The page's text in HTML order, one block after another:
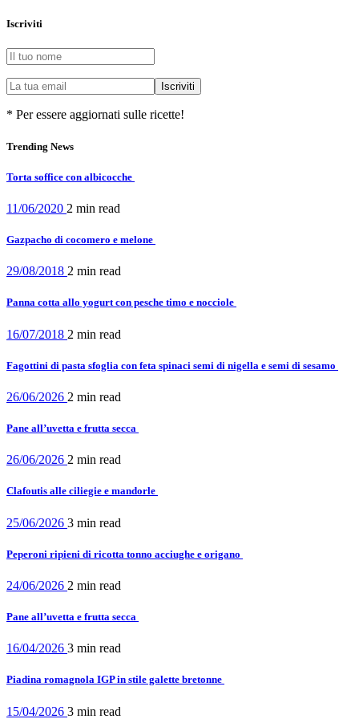
Iscriviti
* Per essere aggiornati sulle ricette!
Trending News
Torta soffice con albicocche
11/06/2020 2 min read
Gazpacho di cocomero e melone
29/08/2018 2 min read
Panna cotta allo yogurt con pesche timo e nocciole
16/07/2018 2 min read
Fagottini di pasta sfoglia con feta spinaci semi di nigella e semi di sesamo
26/06/2026 2 min read
Pane all’uvetta e frutta secca
26/06/2026 2 min read
Clafoutis alle ciliegie e mandorle
25/06/2026 3 min read
Peperoni ripieni di ricotta tonno acciughe e origano
24/06/2026 2 min read
Pane all’uvetta e frutta secca
16/04/2026 3 min read
Piadina romagnola IGP in stile galette bretonne
15/04/2026 3 min read